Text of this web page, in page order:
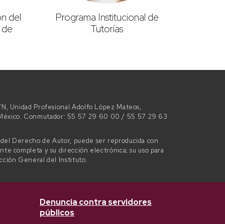
del
Programa Institucional de
Tutorías
Unidad Profesional Adolfo López Mateos,
Conmutador: 55 57 29 60 00 / 55 57 29 63
Derecho de Autor, puede ser reproducida con
completa y su dirección electrónica; su uso para
General del Instituto.
Denuncia contra servidores
públicos